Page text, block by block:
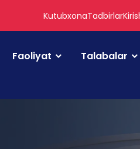
KutubxonaTadbirlar
Faoliyat Talabalar